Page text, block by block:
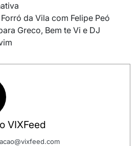
da Vila com Felipe Peó
Greco, Bem te Vi e DJ
VIXFeed